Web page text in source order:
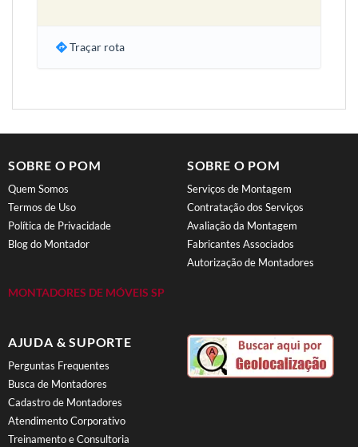
Traçar rota
SOBRE O POM
Quem Somos
Termos de Uso
Política de Privacidade
Blog do Montador
MONTADORES DE MÓVEIS SP
SOBRE O POM
Serviços de Montagem
Contratação dos Serviços
Avaliação da Montagem
Fabricantes Associados
Autorização de Montadores
AJUDA & SUPORTE
Perguntas Frequentes
Busca de Montadores
Cadastro de Montadores
Atendimento Corporativo
Treinamento e Consultoria